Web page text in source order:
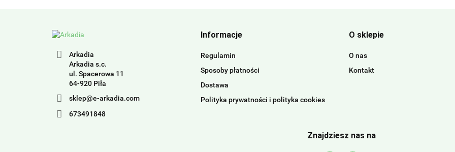
Arkadia
Arkadia s.c.
ul. Spacerowa 11
64-920 Piła
sklep@e-arkadia.com
673491848
Informacje
Regulamin
Sposoby płatności
Dostawa
Polityka prywatności i polityka cookies
O sklepie
O nas
Kontakt
Znajdziesz nas na